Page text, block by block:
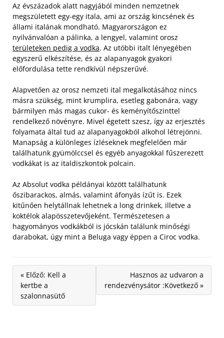
Az évszázadok alatt nagyjából minden nemzetnek
megszületett egy-egy itala, ami az ország kincsének és
állami italának mondható. Magyarországon ez
nyilvánvalóan a pálinka, a lengyel, valamint orosz
területeken pedig a vodka. Az utóbbi italt lényegében
egyszerű elkészítése, és az alapanyagok gyakori
előfordulása tette rendkívül népszerűvé.
Alapvetően az orosz nemzeti ital megalkotásához nincs
másra szükség, mint krumplira, esetleg gabonára, vagy
bármilyen más magas cukor- és keményítőszinttel
rendelkező növényre. Mivel égetett szesz, így az erjesztés
folyamata által tud az alapanyagokból alkohol létrejönni.
Manapság a különleges ízléseknek megfelelően már
találhatunk gyümölccsel és egyéb anyagokkal fűszerezett
vodkákat is az italdiszkontok polcain.
Az Absolut vodka példányai között találhatunk
őszibarackos, almás, valamint áfonyás ízűt is. Ezek
kitűnően helytállnak lehetnek a long drinkek, illetve a
koktélok alapösszetevőjeként. Természetesen a
hagyományos vodkákból is jócskán találunk minőségi
darabokat, úgy mint a Beluga vagy éppen a Ciroc vodka.
« Előző: Kell a
kertbe a
szalonnasütő
Hasznos az udvaron a
rendezvénysátor :Következő »